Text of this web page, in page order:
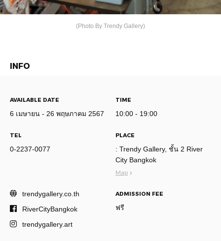
(Photo By Trendy Gallery)
INFO
AVAILABLE DATE
6 เมษายน - 26 พฤษภาคม 2567
TIME
10:00 - 19:00
TEL
0-2237-0077
PLACE
: Trendy Gallery, ชั้น 2 River
City Bangkok
Map
trendygallery.co.th
RiverCityBangkok
trendygallery.art
ADMISSION FEE
ฟรี